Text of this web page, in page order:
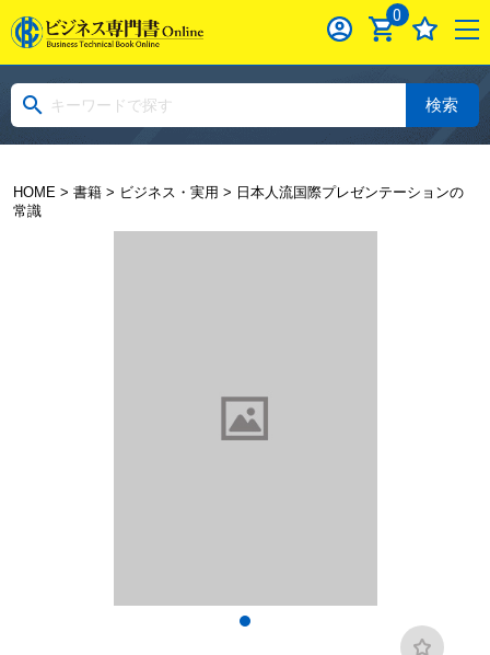
0
検索
HOME> 書籍> ビジネス・実用 > 日本人流国際プレゼンテーションの
常識